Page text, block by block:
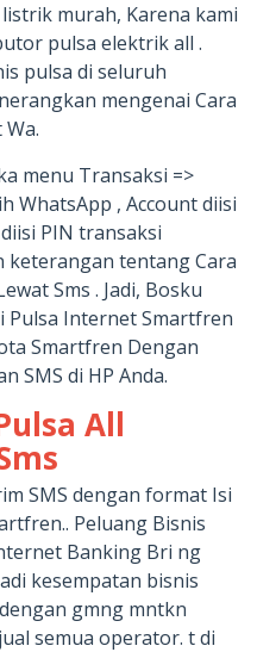
murah, Karena kami
pulsa elektrik all .
pulsa di seluruh
mengenai Cara
menu Transaksi =>
WhatsApp , Account diisi
PIN transaksi
keterangan tentang Cara
Sms . Jadi, Bosku
Pulsa Internet Smartfren
Smartfren Dengan
SMS di HP Anda.
All
SMS dengan format Isi
Peluang Bisnis
Banking Bri ng
kesempatan bisnis
gmng mntkn
semua operator. t di